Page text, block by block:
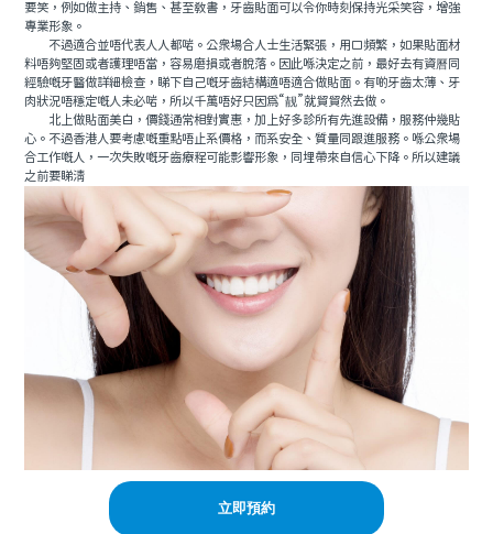
要笑，例如做主持、銷售、甚至教書，牙齒貼面可以令你時刻保持光采笑容，增強
專業形象。
不過適合並唔代表人人都啱。公衆場合人士生活緊張，用口頻繁，如果貼面材
料唔夠堅固或者護理唔當，容易磨損或者脫落。因此喺決定之前，最好去有資曆同
經驗嘅牙醫做詳細檢查，睇下自己嘅牙齒結構適唔適合做貼面。有啲牙齒太薄、牙
肉狀況唔穩定嘅人未必啱，所以千萬唔好只因爲“靓”就貿貿然去做。
北上做貼面美白，價錢通常相對實惠，加上好多診所有先進設備，服務仲幾貼
心。不過香港人要考慮嘅重點唔止系價格，而系安全、質量同跟進服務。喺公衆場
合工作嘅人，一次失敗嘅牙齒療程可能影響形象，同埋帶來自信心下降。所以建議
之前要睇清
立即預約